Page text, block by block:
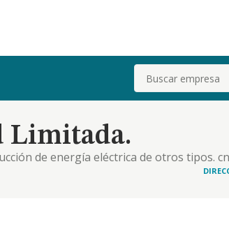
Buscar
Limitada.
de energía eléctrica de otros tipos.
integrales a edificios e instalaciones.